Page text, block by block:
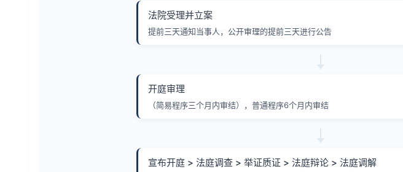
法院受理并立案
提前三天通知当事人，公开审理的提前三天进行公告
开庭审理
（简易程序三个月内审结），普通程序6个月内审结
宣布开庭 > 法庭调查 > 举证质证 > 法庭辩论 > 法庭调解